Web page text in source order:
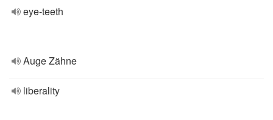
eye-teeth
Auge Zähne
liberality